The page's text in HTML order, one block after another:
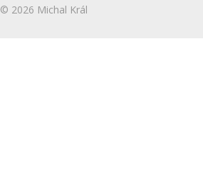
© 2026 Michal Král